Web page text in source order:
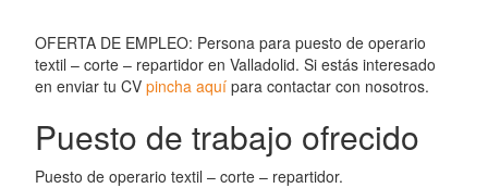
OFERTA DE EMPLEO: Persona para puesto de operario
textil – corte – repartidor en Valladolid. Si estás interesado
en enviar tu CV pincha aquí para contactar con nosotros.
Puesto de trabajo ofrecido
Puesto de operario textil – corte – repartidor.